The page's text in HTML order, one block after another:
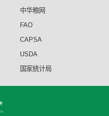
中华粮网
FAO
CAPSA
USDA
国家统计局